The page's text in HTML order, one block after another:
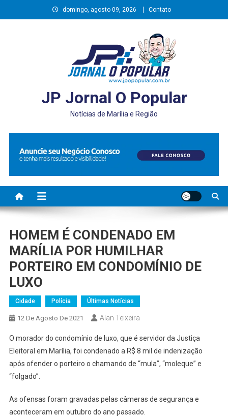
to
domingo, agosto 09, 2026 Contato
JP Jornal O Popular
Notícias de Marília e Região
HOMEM É CONDENADO EM
MARÍLIA POR HUMILHAR
PORTEIRO EM CONDOMÍNIO DE
LUXO
Cidade Polícia Últimas Notícias
12 De Agosto De 2021 Alan Teixeira
O morador do condomínio de luxo, que é servidor da Justiça
Eleitoral em Marília, foi condenado a R$ 8 mil de indenização
após ofender o porteiro o chamando de “mula”, “moleque” e
“folgado”.
As ofensas foram gravadas pelas câmeras de segurança e
aconteceram em outubro do ano passado.